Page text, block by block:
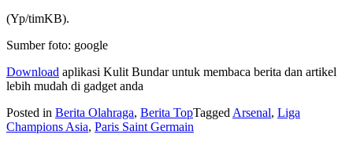
(Yp/timKB).
Sumber foto: google
Download aplikasi Kulit Bundar untuk membaca berita dan artikel
lebih mudah di gadget anda
Posted in Berita Olahraga, Berita TopTagged Arsenal, Liga
Champions Asia, Paris Saint Germain